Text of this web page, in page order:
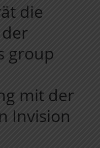
die
group
mit der
Invision